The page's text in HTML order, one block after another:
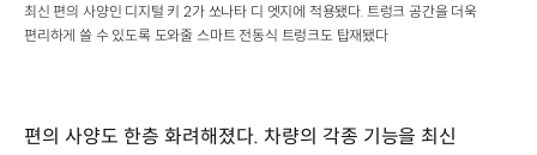
최신 편의 사양인 디지털 키 2가 쏘나타 디 엣지에 적용됐다. 트렁크 공간을 더욱
편리하게 쓸 수 있도록 도와줄 스마트 전동식 트렁크도 탑재됐다
편의 사양도 한층 화려해졌다. 차량의 각종 기능을 최신